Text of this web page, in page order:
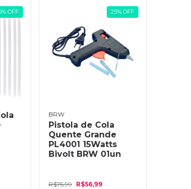
% OFF 25% OFF
BRW
Pistola de Cola
Quente Grande
PL4001 15Watts
Bivolt BRW 01un
R$75,99 R$56,99